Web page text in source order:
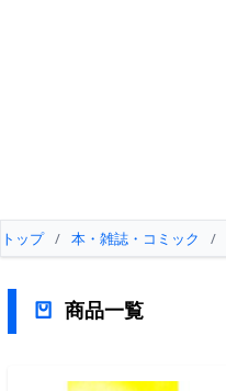
トップ / 本・雑誌・コミック /
商品一覧